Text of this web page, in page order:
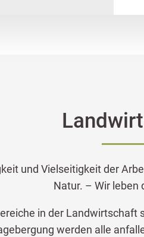
und Vielseitigkeit der
Natur. – Wir leben
in der Landwirtschaft
werden alle